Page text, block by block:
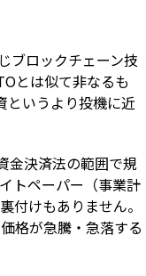
ブロックチェーン技
とは似て非なるも
というより投機に近
金決済法の範囲で規
トペーパー（事業計
付けもありません。
格が急騰・急落する